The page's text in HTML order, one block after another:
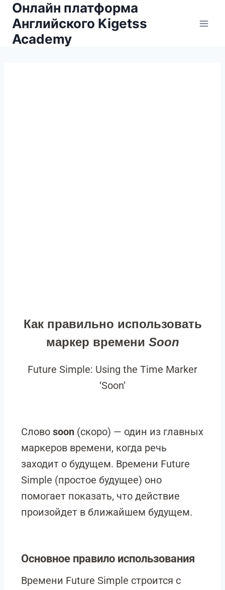
Онлайн платформа
Английского Kigetss
Academy
Как правильно использовать
маркер времени Soon
Future Simple: Using the Time Marker
‘Soon’
Слово soon (скоро) — один из главных
маркеров времени, когда речь
заходит о будущем. Времени Future
Simple (простое будущее) оно
помогает показать, что действие
произойдет в ближайшем будущем.
Основное правило использования
Времени Future Simple строится с